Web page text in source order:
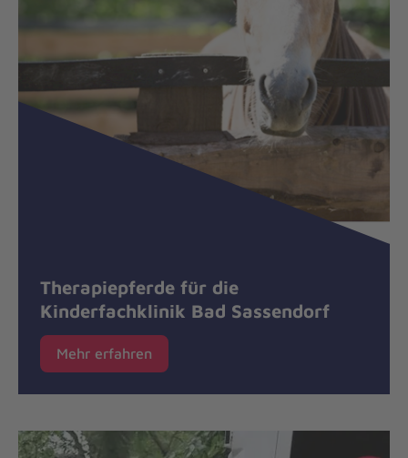
Therapiepferde für die
Kinderfachklinik Bad Sassendorf
Mehr erfahren